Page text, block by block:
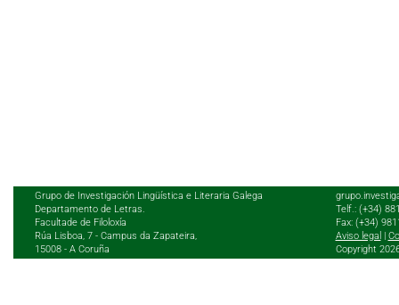
Grupo de Investigación Lingüística e Literaria Galega
Departamento de Letras.
Facultade de Filoloxía
Rúa Lisboa, 7 - Campus da Zapateira,
15008 - A Coruña
Telf.: (+34)
Fax: (+34)
Aviso legal
Copyright